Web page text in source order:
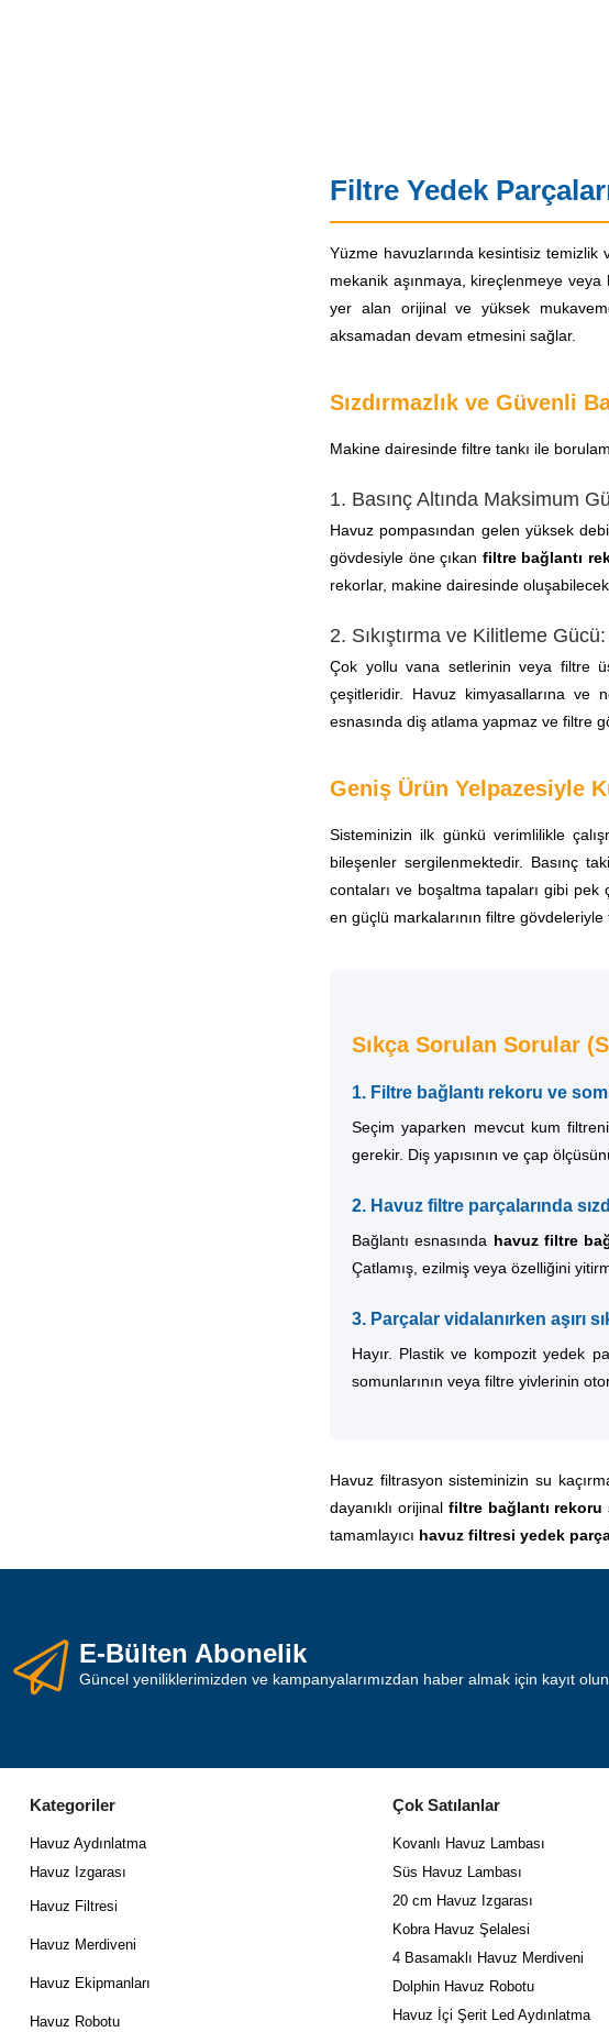
Filtre Yedek
Yüzme havuzlarında kesintisiz temizlik
mekanik aşınmaya, kireçlenmeye
yer alan orijinal ve yüksek
aksamadan devam etmesini sağlar.
Sızdırmazlık ve Güvenli
Makine dairesinde filtre tankı ile
1. Basınç Altında Maksimum
Havuz pompasından gelen yüksek
gövdesiyle öne çıkan filtre bağlantı
rekorlar, makine dairesinde
2. Sıkıştırma ve Kilitleme
Çok yollu vana setlerinin veya filtre
çeşitleridir. Havuz kimyasallarına ve
esnasında diş atlama yapmaz ve filtre
Geniş Ürün Yelpazesiyle
Sisteminizin ilk günkü verimlilikle
bileşenler sergilenmektedir. Basınç
contaları ve boşaltma tapaları gibi pek
en güçlü markalarının filtre gövdeleriyle
Sıkça Sorulan Sorular
1. Filtre bağlantı rekoru ve
Seçim yaparken mevcut kum
gerekir. Diş yapısının ve çap
2. Havuz filtre parçalarında
Bağlantı esnasında havuz filtre
Çatlamış, ezilmiş veya özelliğini
3. Parçalar vidalanırken aşırı
Hayır. Plastik ve kompozit yedek
somunlarının veya filtre yivlerinin
Havuz filtrasyon sisteminizin su
dayanıklı orijinal filtre bağlantı rekoru
tamamlayıcı havuz filtresi yedek
E-Bülten Abonelik
Güncel yeniliklerimizden ve kampanyalarımızdan haber almak için kayıt
Kategoriler
Havuz Aydınlatma
Havuz Izgarası
Havuz Filtresi
Havuz Merdiveni
Havuz Ekipmanları
Havuz Robotu
Çok Satılanlar
Kovanlı Havuz Lambası
Süs Havuz Lambası
20 cm Havuz Izgarası
Kobra Havuz Şelalesi
4 Basamaklı Havuz Merdiveni
Dolphin Havuz Robotu
Havuz İçi Şerit Led Aydınlatma